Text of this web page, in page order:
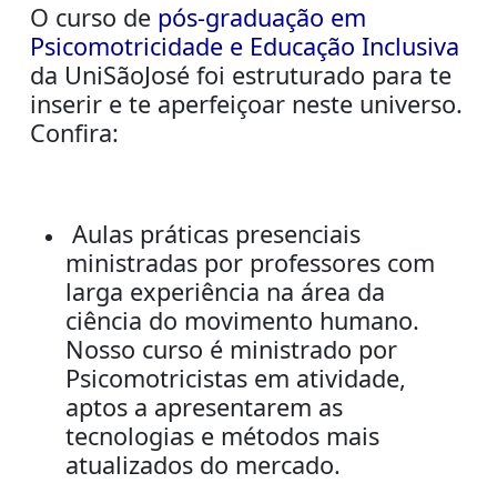
O curso de pós-graduação em
Psicomotricidade e Educação Inclusiva
da UniSãoJosé foi estruturado para te
inserir e te aperfeiçoar neste universo.
Confira:
Aulas práticas presenciais
ministradas por professores com
larga experiência na área da
ciência do movimento humano.
Nosso curso é ministrado por
Psicomotricistas em atividade,
aptos a apresentarem as
tecnologias e métodos mais
atualizados do mercado.